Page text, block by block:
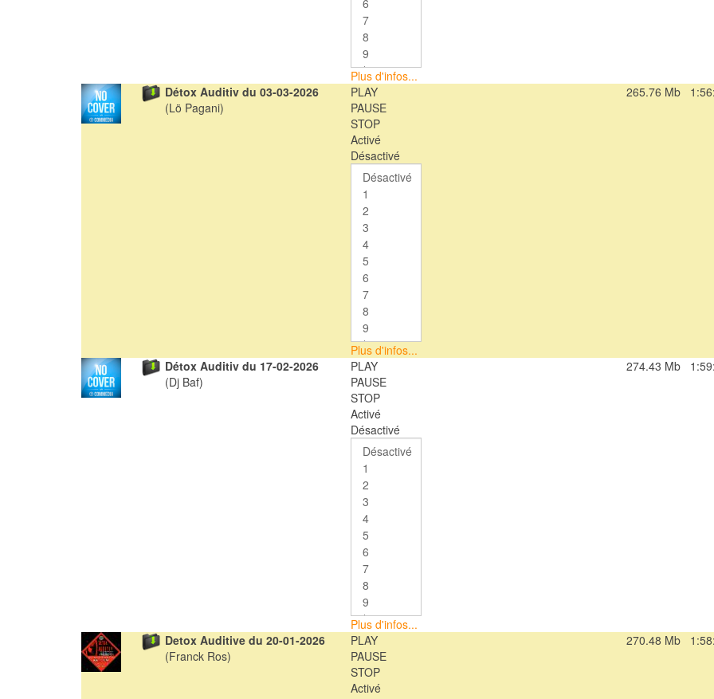
Plus d'infos...
Détox Auditiv du 03-03-2026
(Lö Pagani)
PLAY
PAUSE
STOP
Activé
Désactivé
Plus d'infos...
265.76 Mb
Détox Auditiv du 17-02-2026
(Dj Baf)
PLAY
PAUSE
STOP
Activé
Désactivé
Plus d'infos...
274.43 Mb
Detox Auditive du 20-01-2026
(Franck Ros)
PLAY
PAUSE
STOP
Activé
270.48 Mb